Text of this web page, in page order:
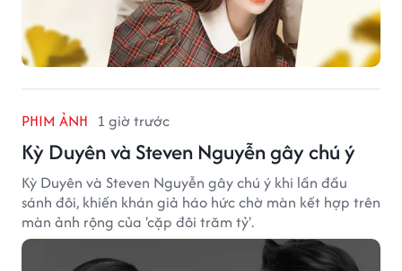
PHIM ẢNH 1 giờ trước
Kỳ Duyên và Steven Nguyễn gây chú ý
Kỳ Duyên và Steven Nguyễn gây chú ý khi lần đầu
sánh đôi, khiến khán giả háo hức chờ màn kết hợp trên
màn ảnh rộng của 'cặp đôi trăm tỷ'.